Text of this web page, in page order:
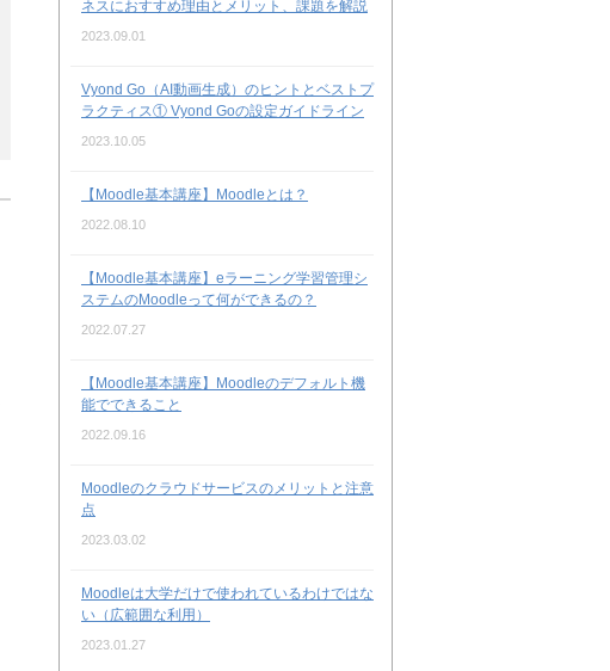
ネスにおすすめ理由とメリット、課題を解説
2023.09.01
Vyond Go（AI動画生成）のヒントとベストプ
ラクティス① Vyond Goの設定ガイドライン
2023.10.05
【Moodle基本講座】Moodleとは？
2022.08.10
【Moodle基本講座】eラーニング学習管理シ
ステムのMoodleって何ができるの？
2022.07.27
【Moodle基本講座】Moodleのデフォルト機
能でできること
2022.09.16
Moodleのクラウドサービスのメリットと注意
点
2023.03.02
Moodleは大学だけで使われているわけではな
い（広範囲な利用）
2023.01.27